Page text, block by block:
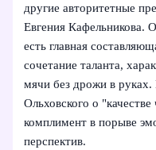
другие авторитетные
Евгения Кафельникова.
есть главная
сочетание таланта,
мячи без дрожи в руках.
Ольховского о
комплимент в порыве
перспектив.